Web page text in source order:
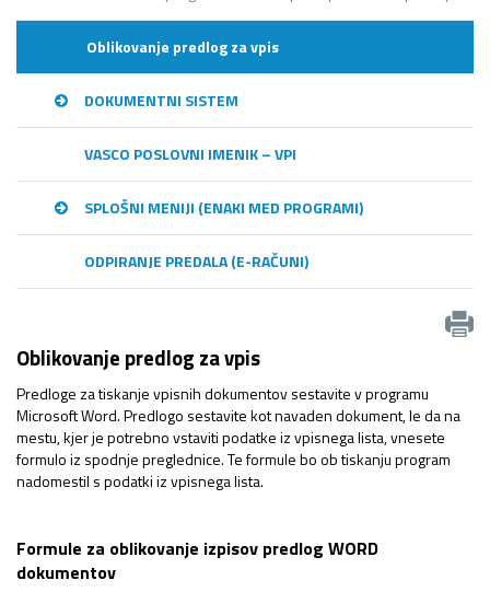
Oblikovanje predlog za vpis
DOKUMENTNI SISTEM
VASCO POSLOVNI IMENIK – VPI
SPLOŠNI MENIJI (ENAKI MED PROGRAMI)
ODPIRANJE PREDALA (E-RAČUNI)
Oblikovanje predlog za vpis
Predloge za tiskanje vpisnih dokumentov sestavite v programu
Microsoft Word. Predlogo sestavite kot navaden dokument, le da na
mestu, kjer je potrebno vstaviti podatke iz vpisnega lista, vnesete
formulo iz spodnje preglednice. Te formule bo ob tiskanju program
nadomestil s podatki iz vpisnega lista.
Formule za oblikovanje izpisov predlog WORD
dokumentov